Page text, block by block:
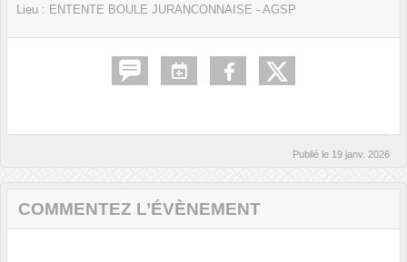
Lieu : ENTENTE BOULE JURANCONNAISE - AGSP
Publié le 19 janv. 2026
COMMENTEZ L’ÉVÈNEMENT